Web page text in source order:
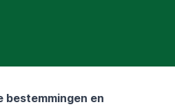
bestemmingen en